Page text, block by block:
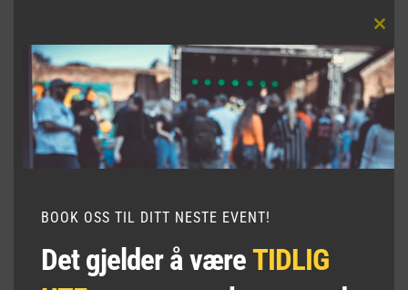
Festivaler, Konserter og Events
Greåker Folkefestival 2025
Lyse Netter 2023 Moss
Oscars Hall Slott
Oslo Domkirke
Uranienborg kirke
BOOK OSS TIL DITT NESTE EVENT!
Det gjelder å væreTIDLIG